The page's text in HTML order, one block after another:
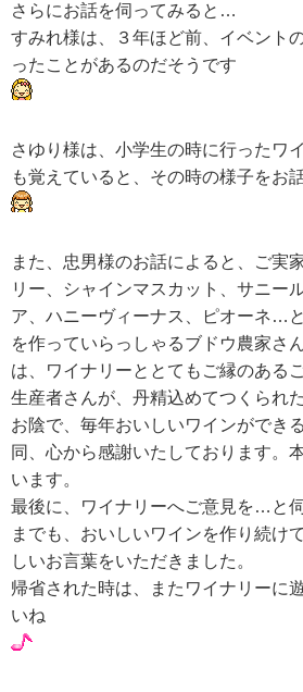
さらにお話を伺ってみると…
すみれ様は、３年ほど前、イベント
ったことがあるのだそうです
さゆり様は、小学生の時に行ったワ
も覚えていると、その時の様子をお
また、忠男様のお話によると、ご実
リー、シャインマスカット、サニー
ア、ハニーヴィーナス、ピオーネ…
を作っていらっしゃるブドウ農家さ
は、ワイナリーととてもご縁のある
生産者さんが、丹精込めてつくられ
お陰で、毎年おいしいワインができ
同、心から感謝いたしております。
います。
最後に、ワイナリーへご意見を…と
までも、おいしいワインを作り続け
しいお言葉をいただきました。
帰省された時は、またワイナリーに
いね